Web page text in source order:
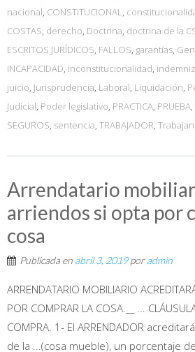
nacional, CONSTITUCIONAL,
COSTAS, derecho, Doctrina, doctrina de la
ESCRITOS JURÍDICOS, FALLOS, garantías,
INCAPACIDAD, inconstitucionalidad,
juicio, Jurisprudencia, Laboral, Liquidación,
Judicial, Poder legislativo, PRACTICA, PRUEBA,
SEGUROS, sentencia, TRABAJADOR,
Arrendatario
arriendos si opta por
cosa
Publicada en abril 3, 2019poradmin
ARRENDATARIO MOBILIARIO
POR COMPRAR LA COSA.__ ...
COMPRA. 1- El ARRENDADOR
de la ...(cosa mueble), un porcentaje